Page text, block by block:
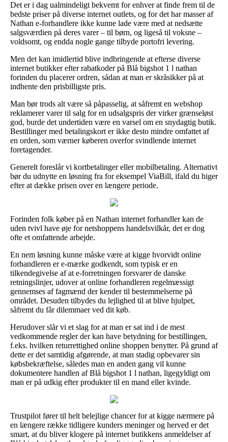
Det er i dag ualmindeligt bekvemt for enhver at finde frem til de
bedste priser på diverse internet outlets, og for det har masser af
Nathan e-forhandlere ikke kunne lade være med at nedsætte
salgsværdien på deres varer – til børn, og ligeså til voksne –
voldsomt, og endda nogle gange tilbyde portofri levering.
Men det kan imidlertid blive indbringende at efterse diverse
internet butikker efter rabatkoder på Blå bigshot 1 l nathan
forinden du placerer ordren, sådan at man er skråsikker på at
indhente den prisbilligste pris.
Man bør trods alt være så påpasselig, at såfremt en webshop
reklamerer varer til salg for en udsalgspris der virker grænseløst
god, burde det undertiden være en varsel om en snydagtig butik.
Bestillinger med betalingskort er ikke desto mindre omfattet af
en orden, som værner køberen overfor svindlende internet
foretagender.
Generelt foreslår vi kortbetalinger eller mobilbetaling. Alternativt
bør du udnytte en løsning fra for eksempel ViaBill, ifald du higer
efter at dække prisen over en længere periode.
Forinden folk køber på en Nathan internet forhandler kan de
uden tvivl have øje for netshoppens handelsvilkår, det er dog
ofte et omfattende arbejde.
En nem løsning kunne måske være at kigge hvorvidt online
forhandleren er e-mærke godkendt, som typisk er en
tilkendegivelse af at e-forretningen forsvarer de danske
retningslinjer, udover at online forhandleren regelmæssigt
gennemses af fagmænd der kender til bestemmelserne på
området. Desuden tilbydes du lejlighed til at blive hjulpet,
såfremt du får dilemmaer ved dit køb.
Herudover slår vi et slag for at man er sat ind i de mest
vedkommende regler der kan have betydning for bestillingen,
f.eks. hvilken returrettighed online shoppen benytter. På grund af
dette er det samtidig afgørende, at man stadig opbevarer sin
købsbekræftelse, således man en anden gang vil kunne
dokumentere handlen af Blå bigshot 1 l nathan, ligegyldigt om
man er på udkig efter produkter til en mand eller kvinde.
Trustpilot fører til helt belejlige chancer for at kigge nærmere på
en længere række tidligere kunders meninger og herved er det
smart, at du bliver klogere på internet butikkens anmeldelser af